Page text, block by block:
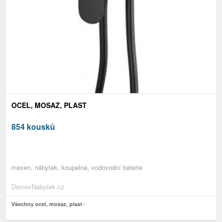
OCEL, MOSAZ, PLAST
854 kousků
mexen, nábytek, koupelna, vodovodní baterie
DomovNabytek.cz
Všechny ocel, mosaz, plast